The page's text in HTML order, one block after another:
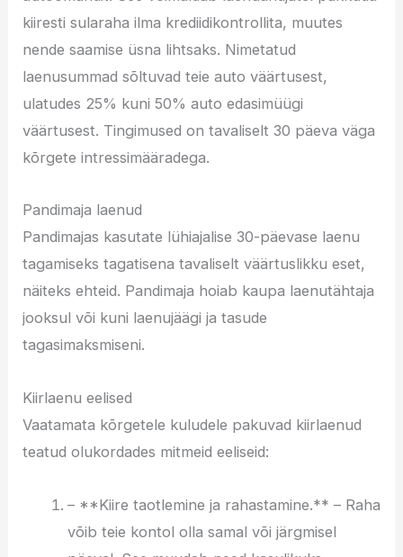
kiiresti sularaha ilma krediidikontrollita, muutes
nende saamise üsna lihtsaks. Nimetatud
laenusummad sõltuvad teie auto väärtusest,
ulatudes 25% kuni 50% auto edasimüügi
väärtusest. Tingimused on tavaliselt 30 päeva väga
kõrgete intressimääradega.
Pandimaja laenud
Pandimajas kasutate lühiajalise 30-päevase laenu
tagamiseks tagatisena tavaliselt väärtuslikku eset,
näiteks ehteid. Pandimaja hoiab kaupa laenutähtaja
jooksul või kuni laenujäägi ja tasude
tagasimaksmiseni.
Kiirlaenu eelised
Vaatamata kõrgetele kuludele pakuvad kiirlaenud
teatud olukordades mitmeid eeliseid:
– **Kiire taotlemine ja rahastamine.** – Raha
võib teie kontol olla samal või järgmisel